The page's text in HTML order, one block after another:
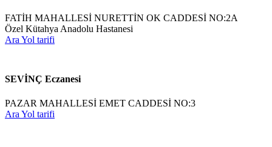
FATİH MAHALLESİ NURETTİN OK CADDESİ NO:2A
Özel Kütahya Anadolu Hastanesi
Ara Yol tarifi
SEVİNÇ Eczanesi
PAZAR MAHALLESİ EMET CADDESİ NO:3
Ara Yol tarifi